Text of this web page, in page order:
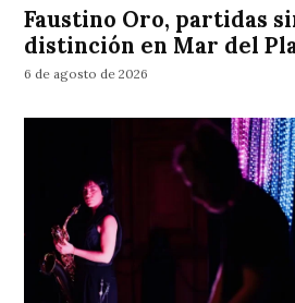
Faustino Oro, partidas
distinción en Mar del
6 de agosto de 2026